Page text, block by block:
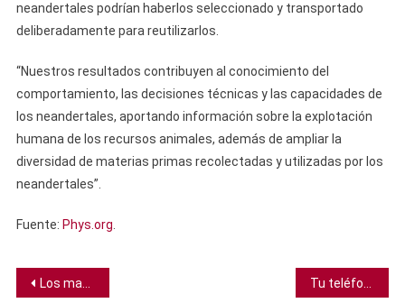
neandertales podrían haberlos seleccionado y transportado
deliberadamente para reutilizarlos.
“Nuestros resultados contribuyen al conocimiento del
comportamiento, las decisiones técnicas y las capacidades de
los neandertales, aportando información sobre la explotación
humana de los recursos animales, además de ampliar la
diversidad de materias primas recolectadas y utilizadas por los
neandertales”.
Fuente: Phys.org.
Navegación
Los manglares limpian US$8700 millones de contaminación de nitrógeno cada año Tu teléfono literalmente pesa más cuando está lleno, pero no lo detectas